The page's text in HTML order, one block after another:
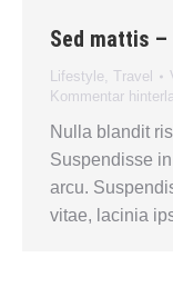
Sed mattis
Lifestyle, Travel
Kommentar
Nulla blandit
Suspendisse
arcu.
vitae, lacinia